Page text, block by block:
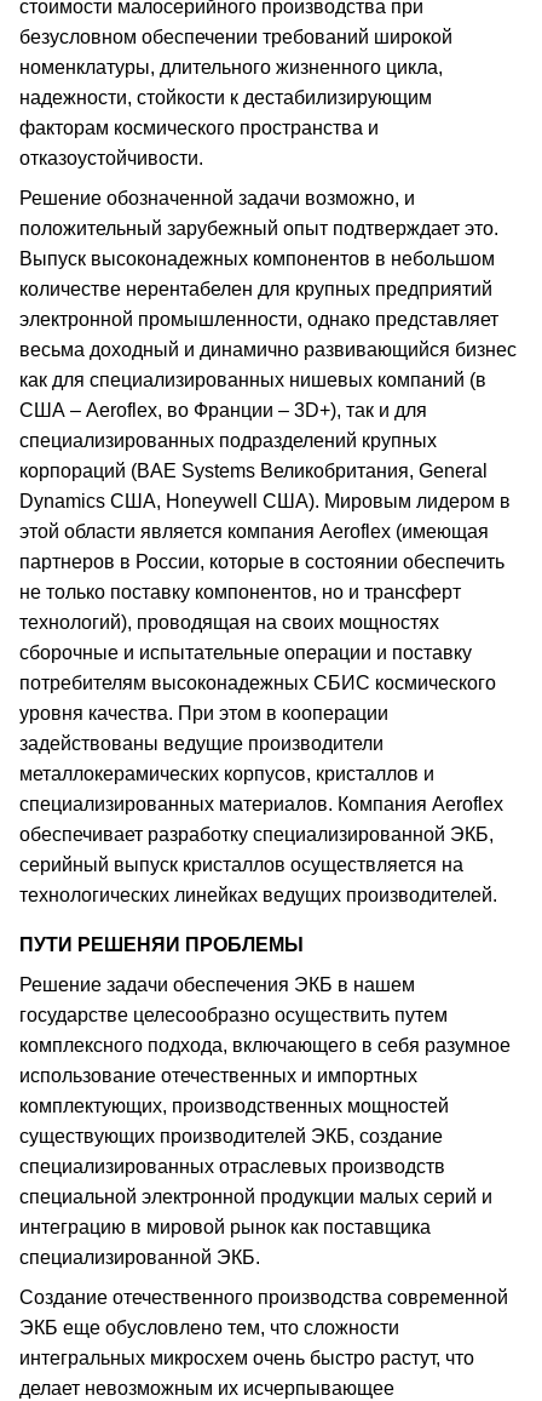
стоимости малосерийного производства при
безусловном обеспечении требований широкой
номенклатуры, длительного жизненного цикла,
надежности, стойкости к дестабилизирующим
факторам космического пространства и
отказоустойчивости.
Решение обозначенной задачи возможно, и
положительный зарубежный опыт подтверждает это.
Выпуск высоконадежных компонентов в небольшом
количестве нерентабелен для крупных предприятий
электронной промышленности, однако представляет
весьма доходный и динамично развивающийся бизнес
как для специализированных нишевых компаний (в
США – Aeroflex, во Франции – 3D+), так и для
специализированных подразделений крупных
корпораций (BAE Systems Великобритания, General
Dynamics США, Honeywell США). Мировым лидером в
этой области является компания Aeroflex (имеющая
партнеров в России, которые в состоянии обеспечить
не только поставку компонентов, но и трансферт
технологий), проводящая на своих мощностях
сборочные и испытательные операции и поставку
потребителям высоконадежных СБИС космического
уровня качества. При этом в кооперации
задействованы ведущие производители
металлокерамических корпусов, кристаллов и
специализированных материалов. Компания Aeroflex
обеспечивает разработку специализированной ЭКБ,
серийный выпуск кристаллов осуществляется на
технологических линейках ведущих производителей.
ПУТИ РЕШЕНЯИ ПРОБЛЕМЫ
Решение задачи обеспечения ЭКБ в нашем
государстве целесообразно осуществить путем
комплексного подхода, включающего в себя разумное
использование отечественных и импортных
комплектующих, производственных мощностей
существующих производителей ЭКБ, создание
специализированных отраслевых производств
специальной электронной продукции малых серий и
интеграцию в мировой рынок как поставщика
специализированной ЭКБ.
Создание отечественного производства современной
ЭКБ еще обусловлено тем, что сложности
интегральных микросхем очень быстро растут, что
делает невозможным их исчерпывающее